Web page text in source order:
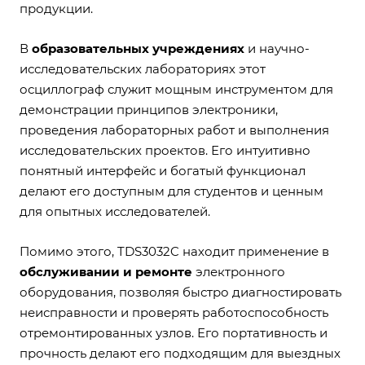
продукции.
В образовательных учреждениях и научно-
исследовательских лабораториях этот
осциллограф служит мощным инструментом для
демонстрации принципов электроники,
проведения лабораторных работ и выполнения
исследовательских проектов. Его интуитивно
понятный интерфейс и богатый функционал
делают его доступным для студентов и ценным
для опытных исследователей.
Помимо этого, TDS3032C находит применение в
обслуживании и ремонте электронного
оборудования, позволяя быстро диагностировать
неисправности и проверять работоспособность
отремонтированных узлов. Его портативность и
прочность делают его подходящим для выездных